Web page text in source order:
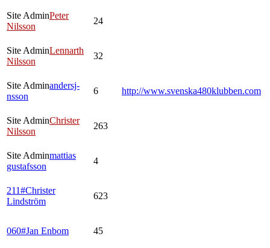
Site AdminPeter
Nilsson
24
Site AdminLennarth
Nilsson
32
Site Adminandersj-
nsson
6 http://www.svenska480klubben.com
Site AdminChrister
Nilsson
263
Site Adminmattias
gustafsson
4
211#Christer
Lindström
623
060#Jan Enbom 45